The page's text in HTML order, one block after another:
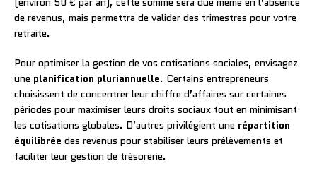
de revenus, mais permettra de valider des trimestres pour votre
retraite.
Pour optimiser la gestion de vos cotisations sociales, envisagez
une planification pluriannuelle. Certains entrepreneurs
choisissent de concentrer leur chiffre d’affaires sur certaines
périodes pour maximiser leurs droits sociaux tout en minimisant
les cotisations globales. D’autres privilégient une répartition
équilibrée des revenus pour stabiliser leurs prélèvements et
faciliter leur gestion de trésorerie.